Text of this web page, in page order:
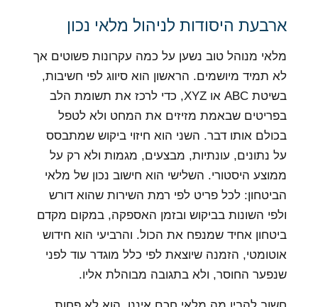
ארבעת היסודות לניהול מלאי נכון
מלאי מנוהל טוב נשען על כמה עקרונות פשוטים אך
לא תמיד מיושמים. הראשון הוא סיווג לפי חשיבות,
בשיטת ABC או XYZ, כדי לרכז את תשומת הלב
בפריטים שבאמת מזיזים את המחט ולא לטפל
בכולם אותו דבר. השני הוא חיזוי ביקוש שמתבסס
על נתונים, עונתיות, מבצעים, מגמות ולא רק על
ממוצע היסטורי. השלישי הוא חישוב נכון של מלאי
הביטחון: לכל פריט לפי רמת השירות שהוא דורש
ולפי השונות בביקוש ובזמן האספקה, במקום מקדם
ביטחון אחיד שמנפח את הכול. והרביעי הוא חידוש
אוטומטי, הזמנה שיוצאת לפי כלל מוגדר עוד לפני
שנפער החוסר, ולא בתגובה מבוהלת אליו.